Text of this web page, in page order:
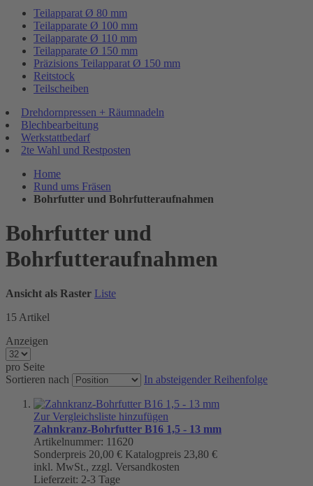
Teilapparat Ø 80 mm
Teilapparate Ø 100 mm
Teilapparate Ø 110 mm
Teilapparate Ø 150 mm
Präzisions Teilapparat Ø 150 mm
Reitstock
Teilscheiben
Drehdornpressen + Räumnadeln
Blechbearbeitung
Werkstattbedarf
2te Wahl und Restposten
Home
Rund ums Fräsen
Bohrfutter und Bohrfutteraufnahmen
Bohrfutter und
Bohrfutteraufnahmen
Ansicht als Raster Liste
15 Artikel
Anzeigen
pro Seite
Sortieren nach
In absteigender Reihenfolge
Zur Vergleichsliste hinzufügen
Zahnkranz-Bohrfutter B16 1,5 - 13 mm
Artikelnummer: 11620
Sonderpreis 20,00 € Katalogpreis 23,80 €
inkl. MwSt., zzgl. Versandkosten
Lieferzeit: 2-3 Tage